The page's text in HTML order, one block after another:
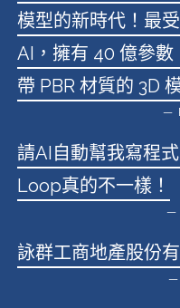
模型的新時代！最
AI，擁有 40 億參數
帶 PBR 材質的 3D
請AI自動幫我寫程
Loop真的不一樣！
詠群工商地產股份